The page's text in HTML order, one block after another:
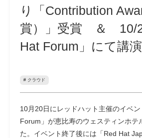
り「Contribution
賞）」受賞 ＆ 10/
Hat Forum」にて講演
# クラウド
10月20日にレッドハット主催のイベ
Forum」が恵比寿のウェスティンホテ
た。イベント終了後には「Red Hat